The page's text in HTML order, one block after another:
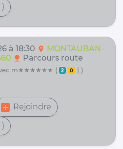
à 18:30 location_on MONTAUBAN-
nature Parcours route
m★★★★★★ ( 2 0 | )
add_box Rejoindre